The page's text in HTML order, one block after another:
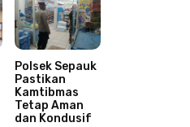
Polsek Sepauk
Pastikan
Kamtibmas
Tetap Aman
dan Kondusif